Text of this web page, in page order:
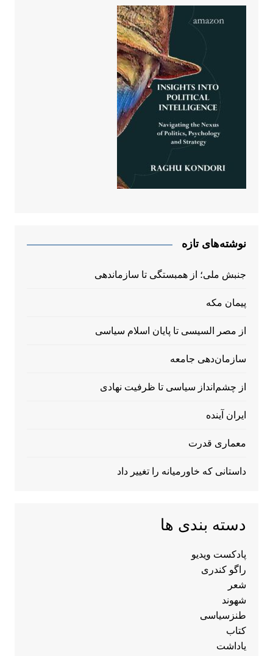
نوشته‌های تازه
جنبش ملی؛ از همبستگی تا سازماندهی
پیمان مکه
از مصر السیسی تا پایان اسلام سیاسی
سازمان‌دهی جامعه
از چشم‌انداز سیاسی تا ظرفیت نهادی
ایران آینده
معماری قدرت
داستانی که خاورمیانه را تغییر داد
دسته بندی ها
پادکست ویدیو
راگو کندری
شعر
شهوند
طنزسیاسی
کتاب
یاداشت